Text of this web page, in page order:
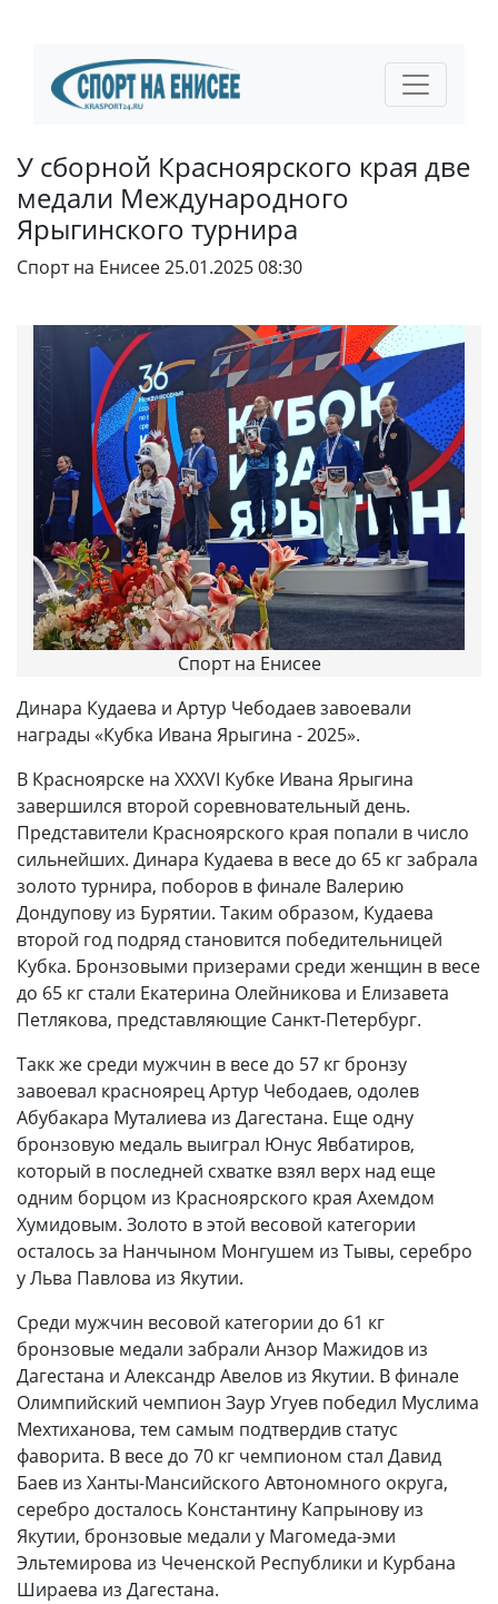
У сборной Красноярского края две
медали Международного
Ярыгинского турнира
Спорт на Енисее25.01.2025 08:30
Спорт на Енисее
Динара Кудаева и Артур Чебодаев завоевали
награды «Кубка Ивана Ярыгина - 2025».
В Красноярске на XXXVI Кубке Ивана Ярыгина
завершился второй соревновательный день.
Представители Красноярского края попали в число
сильнейших. Динара Кудаева в весе до 65 кг забрала
золото турнира, поборов в финале Валерию
Дондупову из Бурятии. Таким образом, Кудаева
второй год подряд становится победительницей
Кубка. Бронзовыми призерами среди женщин в весе
до 65 кг стали Екатерина Олейникова и Елизавета
Петлякова, представляющие Санкт-Петербург.
Такк же среди мужчин в весе до 57 кг бронзу
завоевал красноярец Артур Чебодаев, одолев
Абубакара Муталиева из Дагестана. Еще одну
бронзовую медаль выиграл Юнус Явбатиров,
который в последней схватке взял верх над еще
одним борцом из Красноярского края Ахемдом
Хумидовым. Золото в этой весовой категории
осталось за Нанчыном Монгушем из Тывы, серебро
у Льва Павлова из Якутии.
Среди мужчин весовой категории до 61 кг
бронзовые медали забрали Анзор Мажидов из
Дагестана и Александр Авелов из Якутии. В финале
Олимпийский чемпион Заур Угуев победил Муслима
Мехтиханова, тем самым подтвердив статус
фаворита. В весе до 70 кг чемпионом стал Давид
Баев из Ханты-Мансийского Автономного округа,
серебро досталось Константину Капрынову из
Якутии, бронзовые медали у Магомеда-эми
Эльтемирова из Чеченской Республики и Курбана
Шираева из Дагестана.